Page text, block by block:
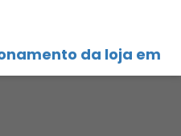
da loja em